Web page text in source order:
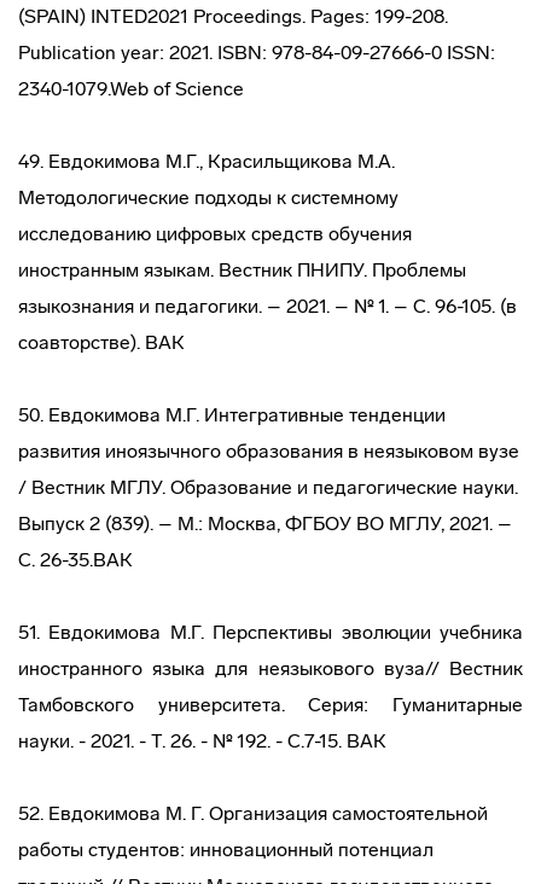
(SPAIN) INTED2021 Proceedings. Pages: 199-208.
Publication year: 2021. ISBN: 978-84-09-27666-0 ISSN:
2340-1079.Web of Science
49. Евдокимова М.Г., Красильщикова М.А.
Методологические подходы к системному
исследованию цифровых средств обучения
иностранным языкам. Вестник ПНИПУ. Проблемы
языкознания и педагогики. – 2021. – № 1. – С. 96-105. (в
соавторстве). ВАК
50. Евдокимова М.Г. Интегративные тенденции
развития иноязычного образования в неязыковом вузе
/ Вестник МГЛУ. Образование и педагогические науки.
Выпуск 2 (839). – М.: Москва, ФГБОУ ВО МГЛУ, 2021. –
С. 26-35.ВАК
51. Евдокимова М.Г. Перспективы эволюции учебника
иностранного языка для неязыкового вуза// Вестник
Тамбовского университета. Серия: Гуманитарные
науки. - 2021. - Т. 26. - № 192. - C.7-15. ВАК
52. Евдокимова М. Г. Организация самостоятельной
работы студентов: инновационный потенциал